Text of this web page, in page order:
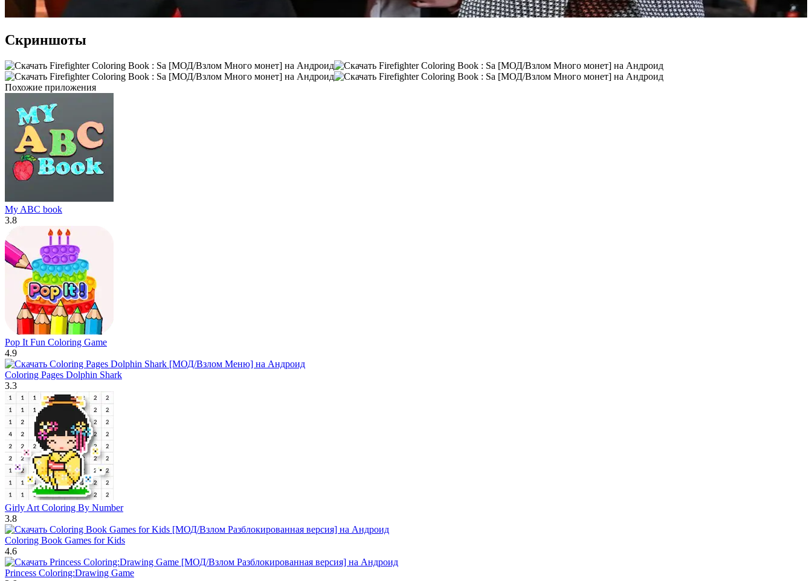
Скриншоты
Похожие приложения
My ABC book
3.8
Pop It Fun Coloring Game
4.9
Coloring Pages Dolphin Shark
3.3
Girly Art Coloring By Number
3.8
Coloring Book Games for Kids
4.6
Princess Coloring:Drawing Game